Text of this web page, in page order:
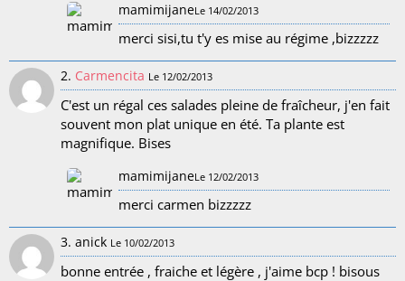
mamimijaneLe 14/02/2013
merci sisi,tu t'y es mise au régime ,bizzzzz
2. Carmencita Le 12/02/2013
C'est un régal ces salades pleine de fraîcheur, j'en fait
souvent mon plat unique en été. Ta plante est
magnifique. Bises
mamimijaneLe 12/02/2013
merci carmen bizzzzz
3. anick Le 10/02/2013
bonne entrée , fraiche et légère , j'aime bcp ! bisous